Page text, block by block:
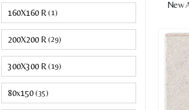
New
160X160 R (1)
200X200 R (29)
300X300 R (19)
80x150 (35)